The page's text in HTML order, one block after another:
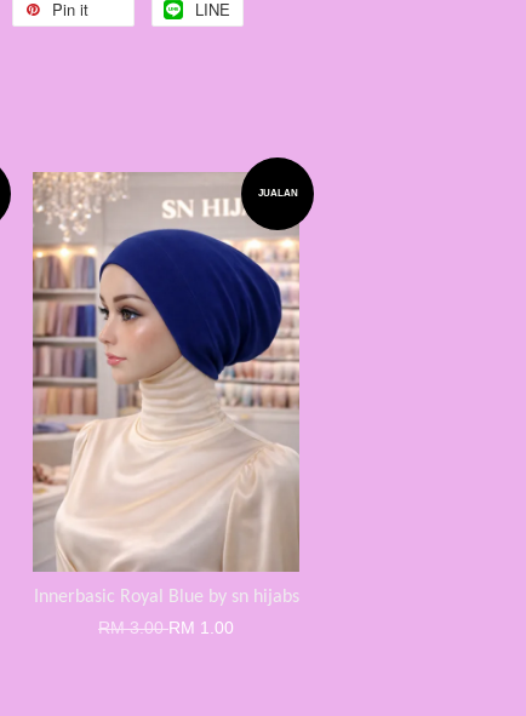
Pin it LINE
JUALAN
Innerbasic Royal Blue by sn hijabs
RM 3.00RM 1.00